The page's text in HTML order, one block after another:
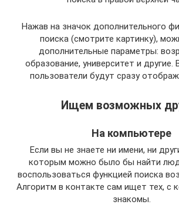
Нажав на значок дополнительного
поиска (смотрите картинку),
дополнительные параметры:
образование, университет и другие.
пользователи будут сразу
Ищем возможных
На компьютере
Если вы не знаете ни имени, ни
которым можно было бы найти
воспользоваться функцией поиска
Алгоритм в контакте сам ищет тех, с
знакомы.